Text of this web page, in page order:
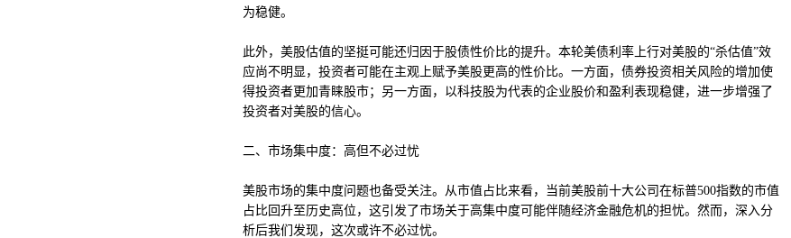
为稳健。
此外，美股估值的坚挺可能还归因于股债性价比的提升。本轮美债利率上行对美股的“杀估值”效
应尚不明显，投资者可能在主观上赋予美股更高的性价比。一方面，债券投资相关风险的增加使
得投资者更加青睐股市；另一方面，以科技股为代表的企业股价和盈利表现稳健，进一步增强了
投资者对美股的信心。
二、市场集中度：高但不必过忧
美股市场的集中度问题也备受关注。从市值占比来看，当前美股前十大公司在标普500指数的市值
占比回升至历史高位，这引发了市场关于高集中度可能伴随经济金融危机的担忧。然而，深入分
析后我们发现，这次或许不必过忧。